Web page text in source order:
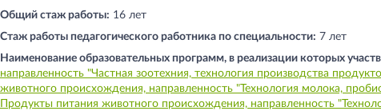
Общий стаж работы: 16 лет
Стаж работы педагогического работника по специальности: 7 лет
Наименование образовательных программ, в реализации которых
направленность "Частная зоотехния, технология производства
животного происхождения, направленность "Технология молока,
Продукты питания животного происхождения, направленность